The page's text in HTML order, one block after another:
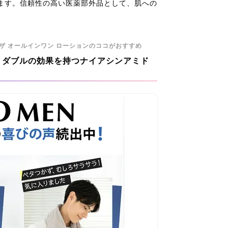
。信頼性の高い医薬部外品として、肌への
ールインワン ローションのココがおすすめ
ブルの効果を持つナイアシンアミド